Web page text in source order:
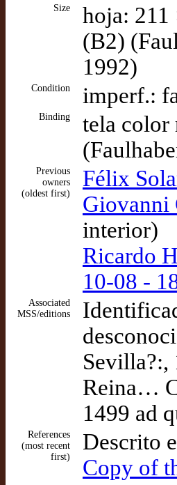
Size
hoja: 211
(B2)
1992)
Condition imperf.:
Binding
tela color
Previous
owners
(oldest first)
Félix
Giovanni
interior)
Ricardo
10-08 -
Associated
MSS/editions
Sevilla?:,
Reina…
1499 ad
References
(most recent
first)
Descrito
Copy of